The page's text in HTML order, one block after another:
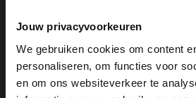
Jouw privacyvoorkeuren
We gebruiken cookies om content
personaliseren, om functies voor
en om ons websiteverkeer te
cm dicker cremefarbener
Detail auf der Rückseite
Manfield. Als Lederpflege
View this website in